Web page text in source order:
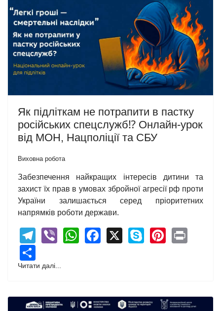
Як підліткам не потрапити в пастку
російських спецслужб⁉️ Онлайн-урок
від МОН, Нацполіції та СБУ
Виховна робота
Забезпечення найкращих інтересів дитини та
захист їх прав в умовах збройної агресії рф проти
України залишається серед пріоритетних
напрямків роботи держави.
Telegram
ViberWhatsApp
Facebook
X Skype
Читати далі...